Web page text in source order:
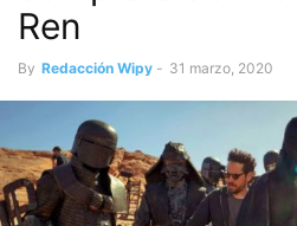
Ren
By Redacción Wipy - 31 marzo, 2020